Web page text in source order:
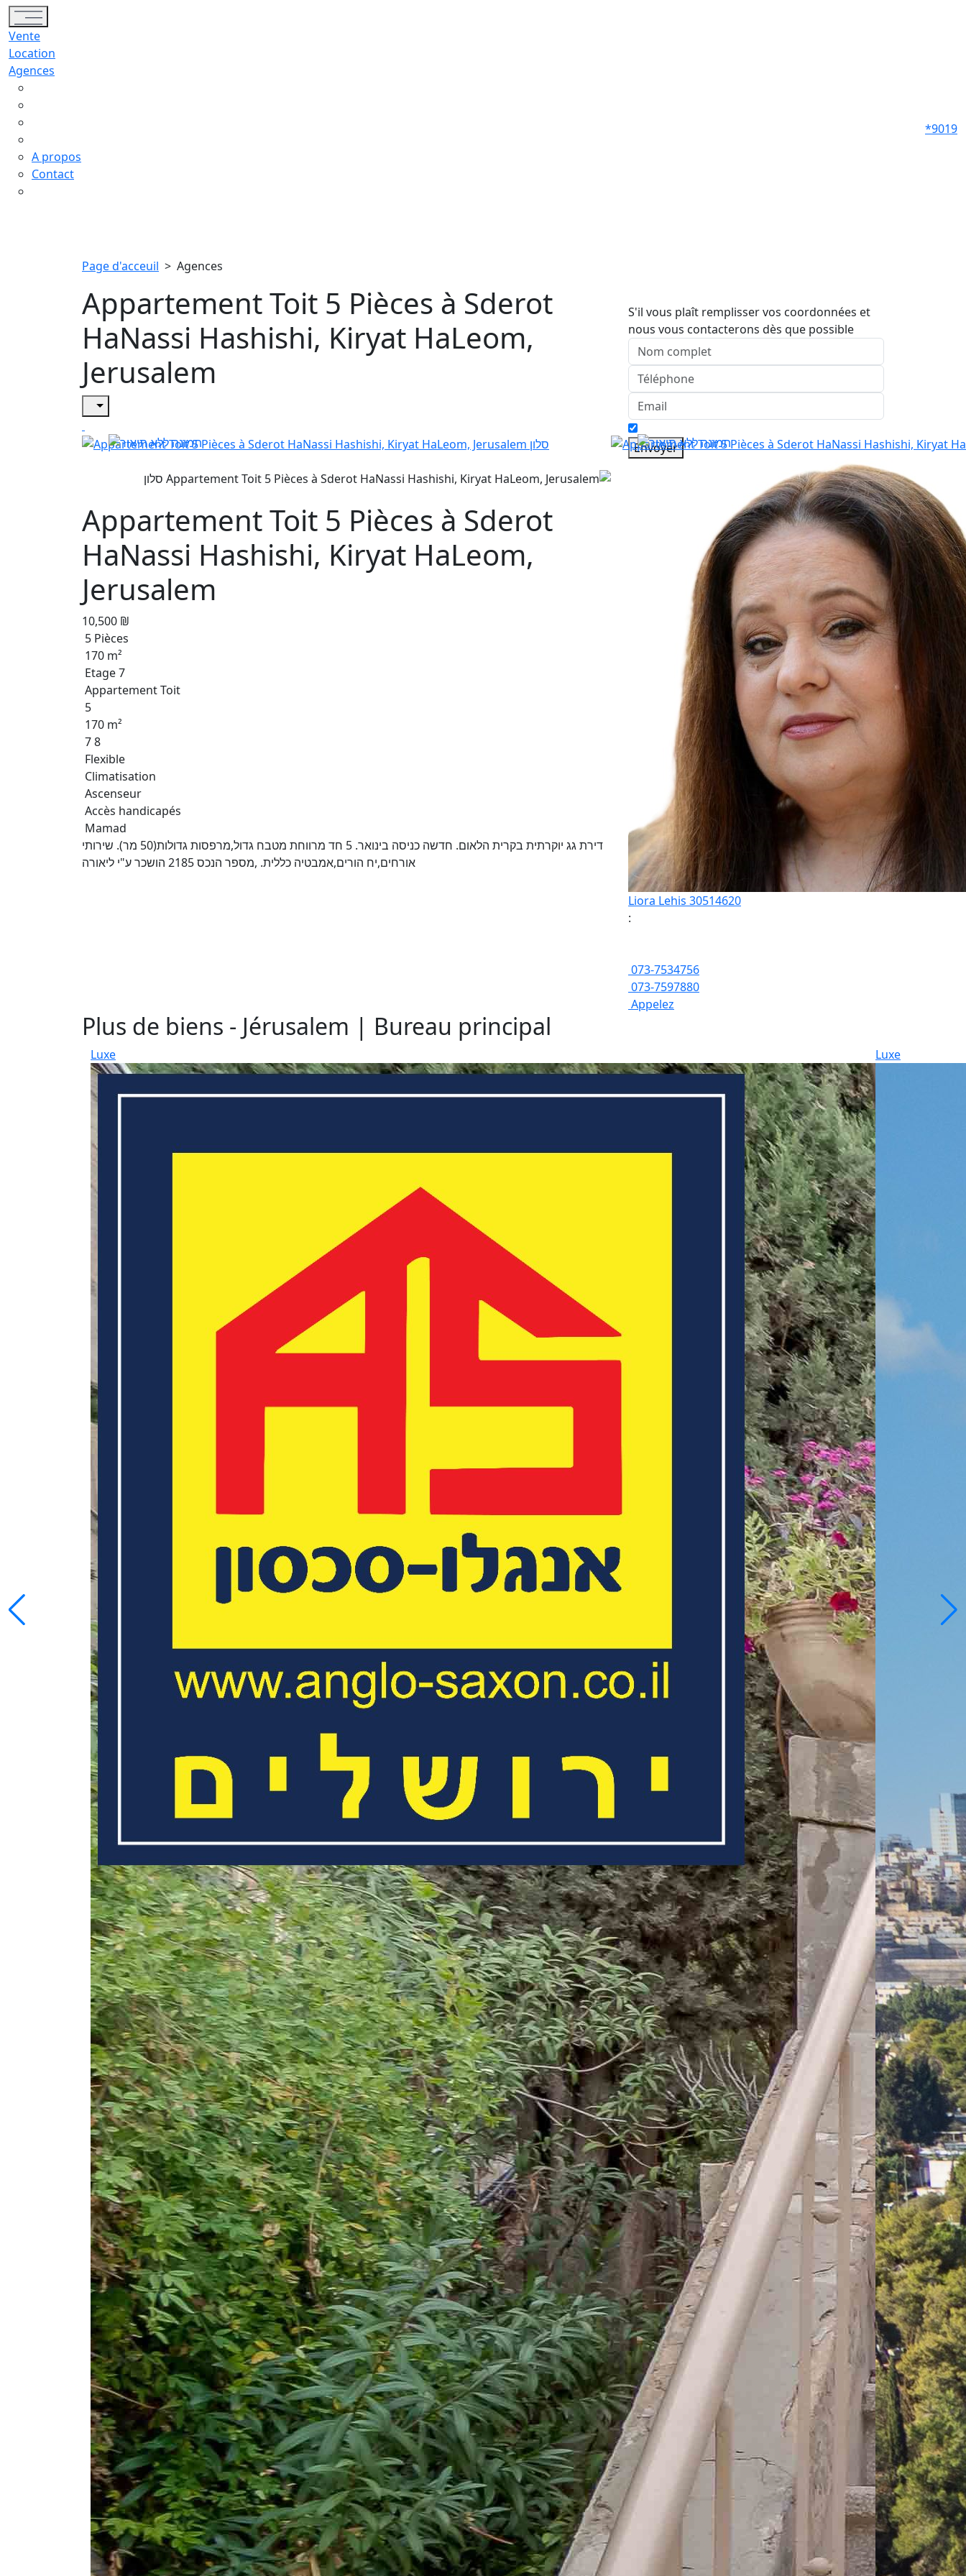
Toggle navigation
Vente
Location
Agences
A propos
Contact
*9019
Page d'acceuil > Agences
Appartement Toit 5 Pièces à Sderot
HaNassi Hashishi, Kiryat HaLeom,
Jerusalem
Appartement Toit 5 Pièces à Sderot
HaNassi Hashishi, Kiryat HaLeom,
Jerusalem
10,500 ₪
5 Pièces
170 m²
Etage 7
Appartement Toit
5
170 m²
7 8
Flexible
Climatisation
Ascenseur
Accès handicapés
Mamad
דירת גג יוקרתית בקרית הלאום. חדשה כניסה בינואר. 5 חד מרווחת מטבח גדול,מרפסות גדולות(50 מר). שירותי
אורחים,יח הורים,אמבטיה כללית. ,מספר הנכס 2185 הושכר ע"י ליאורה
S'il vous plaît remplisser vos coordonnées et
nous vous contacterons dès que possible
Envoyer
Liora Lehis 30514620
:
073-7534756
073-7597880
Appelez
Plus de biens - Jérusalem | Bureau principal
Luxe Luxe